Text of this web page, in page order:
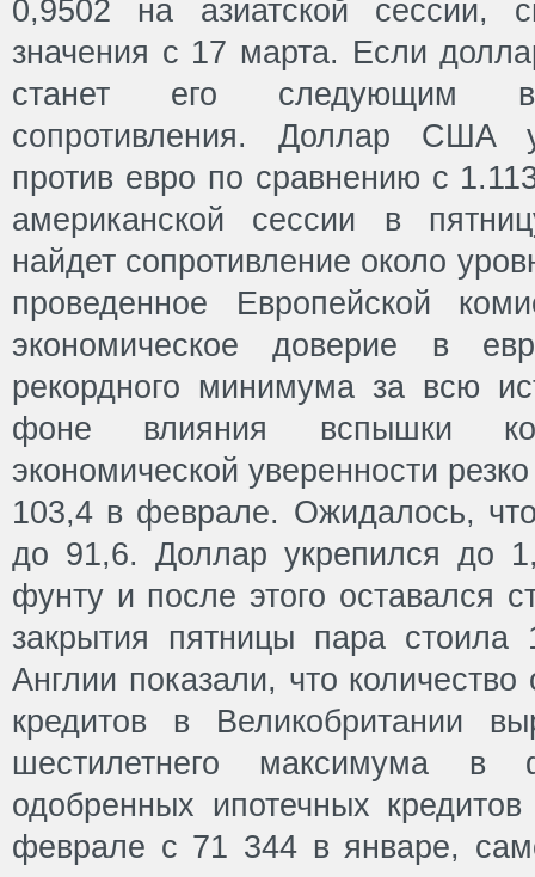
0,9502 на азиатской сессии,
значения с 17 марта. Если
станет его следующим
сопротивления. Доллар США
против евро по сравнению с
американской сессии в
найдет сопротивление около
проведенное Европейской
экономическое доверие в
рекордного минимума за всю
фоне влияния вспышки
экономической уверенности
103,4 в феврале. Ожидалось, что
до 91,6. Доллар укрепился до
фунту и после этого оставался
закрытия пятницы пара
Англии показали, что
кредитов в Великобритании
шестилетнего максимума в
одобренных ипотечных
феврале с 71 344 в январе,